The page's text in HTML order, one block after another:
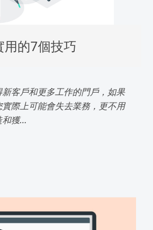
的7個技巧
客戶和更多工作的門戶，如果
際上可能會失去業務，更不用
獲...